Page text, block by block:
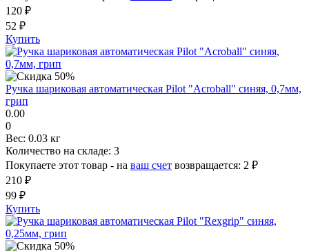
120 ₽
52 ₽
Купить
Ручка шариковая автоматическая Pilot "Acroball" синяя, 0,7мм,
грип
0.00
0
Вес: 0.03 кг
Количество на складе: 3
Покупаете этот товар - на ваш счет возвращается: 2 ₽
210 ₽
99 ₽
Купить